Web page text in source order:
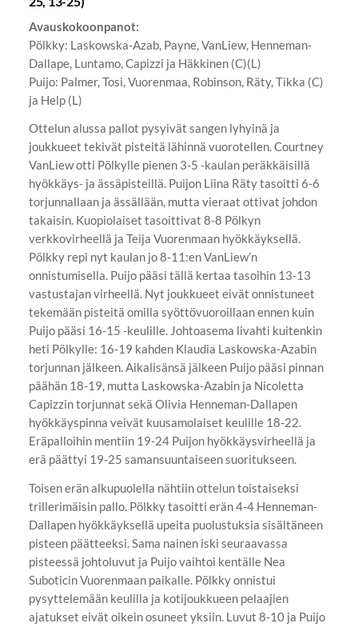
Avauskokoonpanot:
Pölkky: Laskowska-Azab, Payne, VanLiew, Henneman-
Dallape, Luntamo, Capizzi ja Häkkinen (C)(L)
Puijo: Palmer, Tosi, Vuorenmaa, Robinson, Räty, Tikka (C)
ja Help (L)
Ottelun alussa pallot pysyivät sangen lyhyinä ja
joukkueet tekivät pisteitä lähinnä vuorotellen. Courtney
VanLiew otti Pölkylle pienen 3-5 -kaulan peräkkäisillä
hyökkäys- ja ässäpisteillä. Puijon Liina Räty tasoitti 6-6
torjunnallaan ja ässällään, mutta vieraat ottivat johdon
takaisin. Kuopiolaiset tasoittivat 8-8 Pölkyn
verkkovirheellä ja Teija Vuorenmaan hyökkäyksellä.
Pölkky repi nyt kaulan jo 8-11:en VanLiew’n
onnistumisella. Puijo pääsi tällä kertaa tasoihin 13-13
vastustajan virheellä. Nyt joukkueet eivät onnistuneet
tekemään pisteitä omilla syöttövuoroillaan ennen kuin
Puijo pääsi 16-15 -keulille. Johtoasema livahti kuitenkin
heti Pölkylle: 16-19 kahden Klaudia Laskowska-Azabin
torjunnan jälkeen. Aikalisänsä jälkeen Puijo pääsi pinnan
päähän 18-19, mutta Laskowska-Azabin ja Nicoletta
Capizzin torjunnat sekä Olivia Henneman-Dallapen
hyökkäyspinna veivät kuusamolaiset keulille 18-22.
Eräpalloihin mentiin 19-24 Puijon hyökkäysvirheellä ja
erä päättyi 19-25 samansuuntaiseen suoritukseen.
Toisen erän alkupuolella nähtiin ottelun toistaiseksi
trillerimäisin pallo. Pölkky tasoitti erän 4-4 Henneman-
Dallapen hyökkäyksellä upeita puolustuksia sisältäneen
pisteen päätteeksi. Sama nainen iski seuraavassa
pisteessä johtoluvut ja Puijo vaihtoi kentälle Nea
Suboticin Vuorenmaan paikalle. Pölkky onnistui
pysyttelemään keulilla ja kotijoukkueen pelaajien
ajatukset eivät oikein osuneet yksiin. Luvut 8-10 ja Puijo